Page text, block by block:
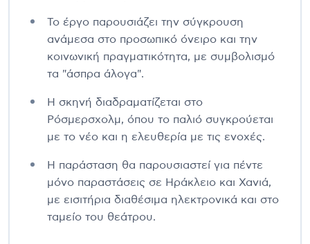
Το έργο παρουσιάζει την σύγκρουση
ανάμεσα στο προσωπικό όνειρο και την
κοινωνική πραγματικότητα, με συμβολισμό
τα "άσπρα άλογα".
Η σκηνή διαδραματίζεται στο
Ρόσμερσχολμ, όπου το παλιό συγκρούεται
με το νέο και η ελευθερία με τις ενοχές.
Η παράσταση θα παρουσιαστεί για πέντε
μόνο παραστάσεις σε Ηράκλειο και Χανιά,
με εισιτήρια διαθέσιμα ηλεκτρονικά και στο
ταμείο του θεάτρου.